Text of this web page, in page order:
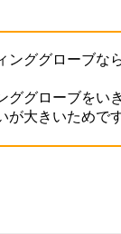
ンググローブな
ググローブをい
が大きいためです